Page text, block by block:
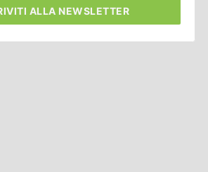
ALLA NEWSLETTER